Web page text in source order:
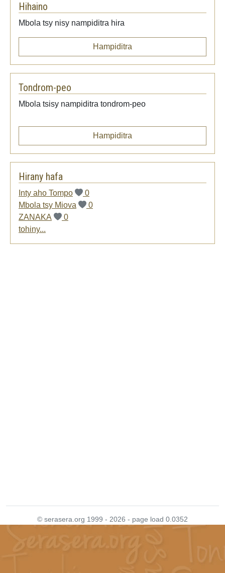
Hihaino
Mbola tsy nisy nampiditra hira
Hampiditra
Tondrom-peo
Mbola tsisy nampiditra tondrom-peo
Hampiditra
Hirany hafa
Inty aho Tompo
0
Mbola tsy Miova
0
ZANAKA
0
tohiny...
© serasera.org 1999 - 2026 - page load 0.0352